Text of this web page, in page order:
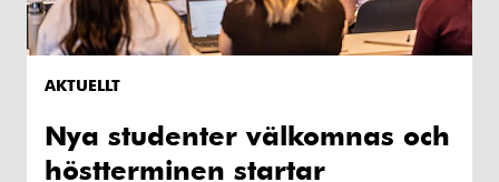
AKTUELLT
Nya studenter välkomnas och
höstterminen startar